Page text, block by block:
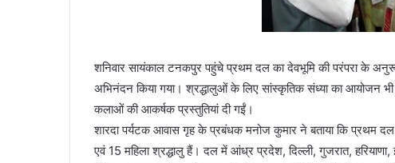
शनिवार सायंकाल टनकपुर पहुंचे प्रथम दल का देवभूमि की परंपरा के
अभिनंदन किया गया। श्रद्धालुओं के लिए सांस्कृतिक संध्या का आयोजन
कलाओं की आकर्षक प्रस्तुतियां दी गईं।
शारदा पर्यटक आवास गृह के प्रबंधक मनोज कुमार ने बताया कि प्रथम
एवं 15 महिला श्रद्धालु हैं। दल में आंध्र प्रदेश, दिल्ली, गुजरात,